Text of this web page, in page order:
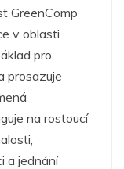
GreenComp
v oblasti
pro
prosazuje
na rostoucí
a jednání